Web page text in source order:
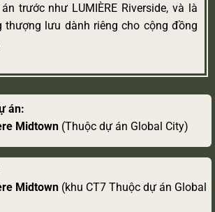
trước như LUMIÈRE Riverside, và là
thượng lưu dành riêng cho cộng đồng
án:
Midtown (Thuộc dự án Global City)
Midtown (khu CT7 Thuộc dự án Global